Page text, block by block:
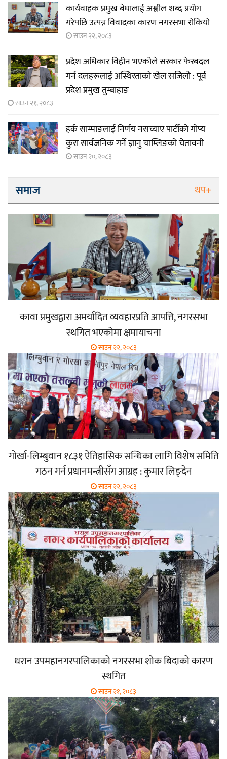
कार्यवाहक प्रमुख बेघालाई अश्लील शब्द प्रयोग
गरेपछि उत्पन्न विवादका कारण नगरसभा रोकियो
साउन २२, २०८३
प्रदेश अधिकार विहीन भएकोले सरकार फेरबदल
गर्न दलहरूलाई अस्थिरताको खेल सजिलो : पूर्व
प्रदेश प्रमुख तुम्बाहाङ
साउन २१, २०८३
हर्क साम्पाङलाई निर्णय नसच्याए पार्टीको गोप्य
कुरा सार्वजनिक गर्ने ज्ञानु चाम्लिङको चेतावनी
साउन २०, २०८३
समाज थप+
कावा प्रमुखद्वारा अमर्यादित व्यवहारप्रति आपत्ति, नगरसभा
स्थगित भएकोमा क्षमायाचना
साउन २२, २०८३
गोर्खा-लिम्बुवान १८३१ ऐतिहासिक सन्धिका लागि विशेष समिति
गठन गर्न प्रधानमन्त्रीसँग आग्रह : कुमार लिङ्देन
साउन २२, २०८३
धरान उपमहानगरपालिकाको नगरसभा शोक बिदाको कारण
स्थगित
साउन २१, २०८३